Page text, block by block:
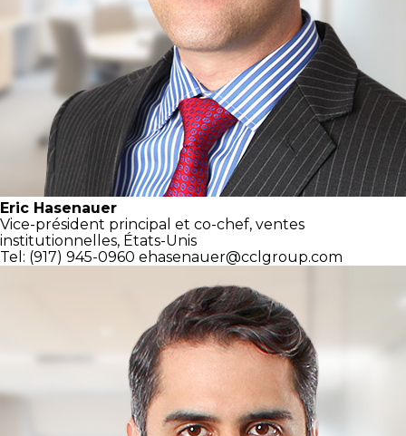
Eric Hasenauer
Vice-président principal et co-chef, ventes
institutionnelles, États-Unis
Tel: (917) 945-0960 ehasenauer@cclgroup.com